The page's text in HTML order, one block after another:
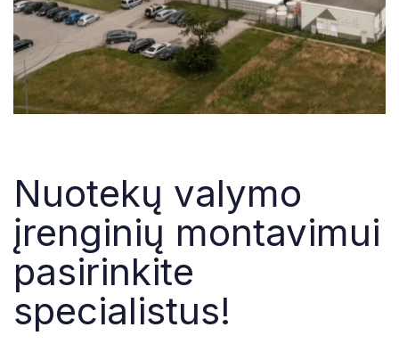
Nuotekų valymo
įrenginių montavimui
pasirinkite
specialistus!